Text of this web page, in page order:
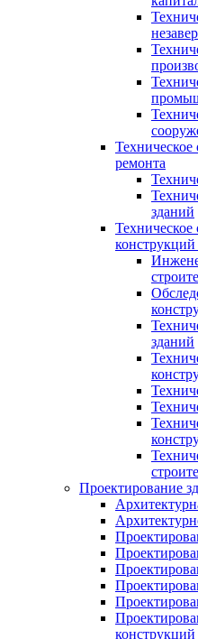
Техническое
ремонта
зданий
Техническое
зданий
Проектирование
конструкций